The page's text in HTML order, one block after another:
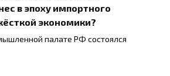
в эпоху импортного
экономики?
палате РФ состоялся